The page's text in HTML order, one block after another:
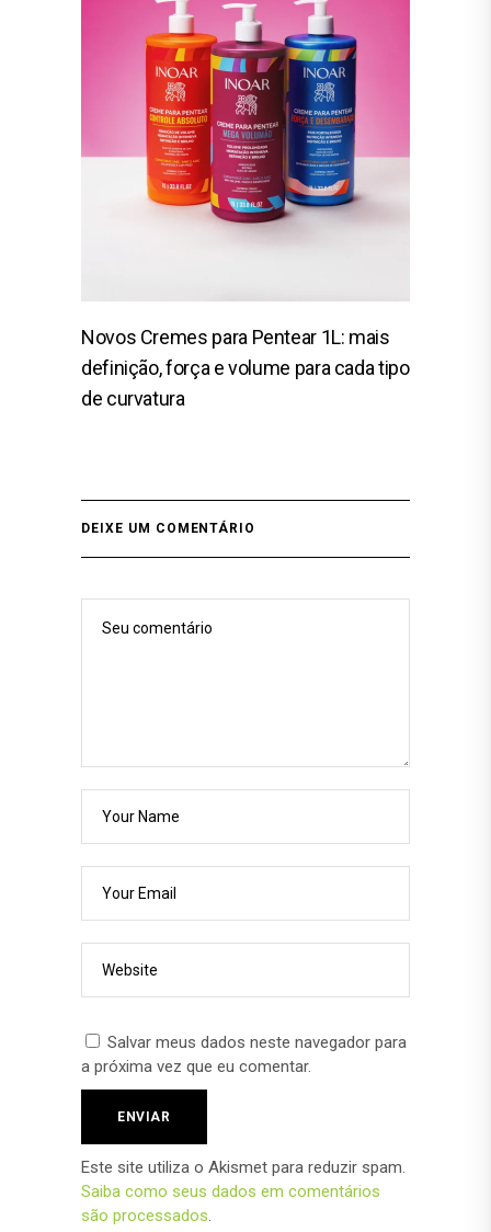
Novos Cremes para Pentear 1L: mais
definição, força e volume para cada tipo
de curvatura
DEIXE UM COMENTÁRIO
Salvar meus dados neste navegador para
a próxima vez que eu comentar.
Este site utiliza o Akismet para reduzir spam.
Saiba como seus dados em comentários
são processados.